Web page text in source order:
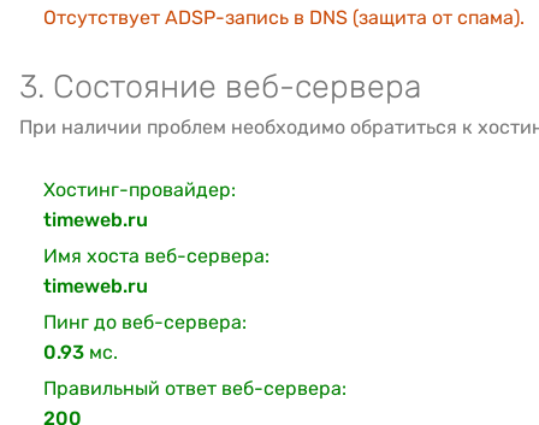
Отсутствует ADSP-запись в DNS (защита от спама).
3. Состояние веб-сервера
При наличии проблем необходимо обратиться к
Хостинг-провайдер:
timeweb.ru
Имя хоста веб-сервера:
timeweb.ru
Пинг до веб-сервера:
0.93 мс.
Правильный ответ веб-сервера:
200